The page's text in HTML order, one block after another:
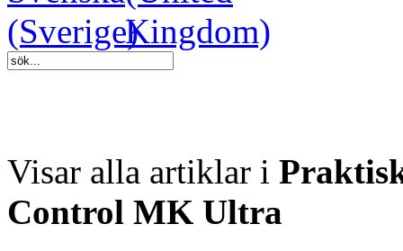
Visar alla artiklar i
Control MK Ultra